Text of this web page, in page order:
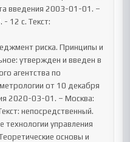
введения 2003-01-01. –
12 с. Текст:
риска. Принципы и
утвержден и введен в
агентства по
от 10 декабря
2020-03-01. – Москва:
непосредственный.
технологии управления
основы и